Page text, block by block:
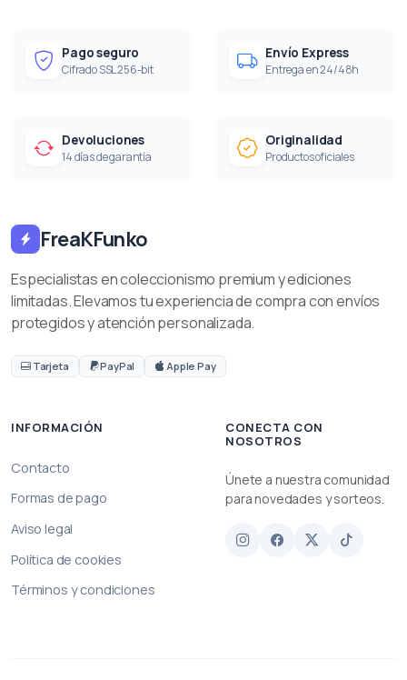
Pago seguro
Cifrado SSL 256-bit
Envío Express
Entrega en 24/48h
Devoluciones
14 días de garantía
Originalidad
Productos oficiales
FreaKFunko
Especialistas en coleccionismo premium y ediciones
limitadas. Elevamos tu experiencia de compra con envíos
protegidos y atención personalizada.
Tarjeta PayPal Apple Pay
INFORMACIÓN
Contacto
Formas de pago
Aviso legal
Política de cookies
Términos y condiciones
CONECTA CON
NOSOTROS
Únete a nuestra comunidad
para novedades y sorteos.